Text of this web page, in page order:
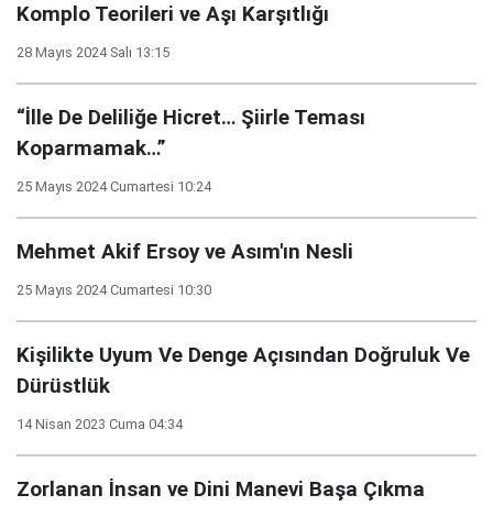
Komplo Teorileri ve Aşı Karşıtlığı
28 Mayıs 2024 Salı 13:15
“İlle De Deliliğe Hicret… Şiirle Teması
Koparmamak…”
25 Mayıs 2024 Cumartesi 10:24
Mehmet Akif Ersoy ve Asım'ın Nesli
25 Mayıs 2024 Cumartesi 10:30
Kişilikte Uyum Ve Denge Açısından Doğruluk Ve
Dürüstlük
14 Nisan 2023 Cuma 04:34
Zorlanan İnsan ve Dini Manevi Başa Çıkma